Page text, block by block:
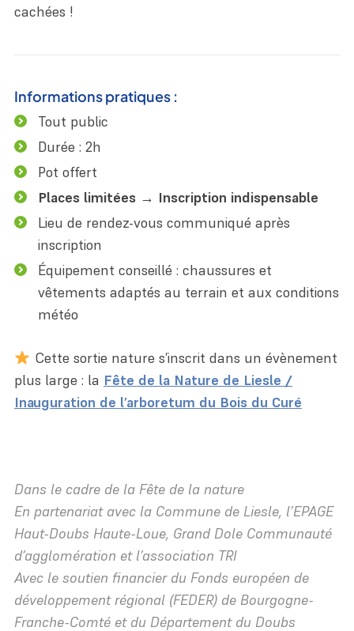
Une association
Une équipe
Un réseau
Des partenaires
Les différents milieux
Carte des sites
Réserves naturelles
Visiter les sites
Programmes régionaux
Programmes européens
Politiques publiques
Soutien aux territoires
Troupeaux itinérants
Animation du réseau de gestionnaires
Collectivité
Agriculteur
Propriétaire
Association
cachées !
Informations pratiques :
Tout public
Durée : 2h
Pot offert
Places limitées → Inscription indispensable
Lieu de rendez-vous communiqué après
inscription
Équipement conseillé : chaussures et
vêtements adaptés au terrain et aux conditions
météo
Cette sortie nature s’inscrit dans un évènement
plus large : la Fête de la Nature de Liesle /
Inauguration de l’arboretum du Bois du Curé
Dans le cadre de la Fête de la nature
En partenariat avec la Commune de Liesle, l’EPAGE
Haut-Doubs Haute-Loue, Grand Dole Communauté
d’agglomération et l’association TRI
Avec le soutien financier du Fonds européen de
développement régional (FEDER) de Bourgogne-
Franche-Comté et du Département du Doubs